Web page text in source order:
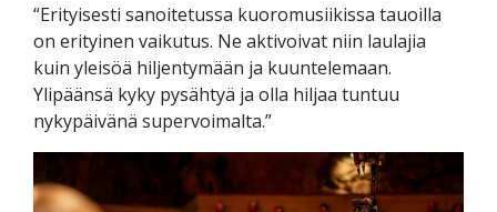
“Erityisesti sanoitetussa kuoromusiikissa tauoilla
on erityinen vaikutus. Ne aktivoivat niin laulajia
kuin yleisöä hiljentymään ja kuuntelemaan.
Ylipäänsä kyky pysähtyä ja olla hiljaa tuntuu
nykypäivänä supervoimalta.”